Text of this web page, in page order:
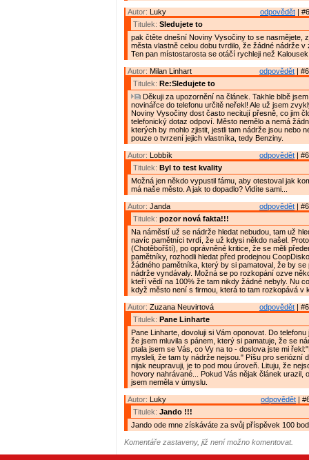
odpovědět |
Autor: Luky
Titulek: Sledujete to
pak čtěte dnešní Noviny Vysočiny to se nasmějete,
města vlastně celou dobu tvrdilo, že žádné nádrže v
Ten pan místostarosta se otáčí rychleji než Kalousek
odpovědět |
Autor: Milan Linhart
Titulek: Re:Sledujete to
Děkuji za upozornění na článek. Takhle blbě
novinářce do telefonu určitě neřekl! Ale už jsem
Noviny Vysočiny dost často necitují přesně, co jim
telefonický dotaz odpoví. Město nemělo a nemá
kterých by mohlo zjistit, jestli tam nádrže jsou nebo
pouze o tvrzení jejich vlastníka, tedy Benziny.
odpovědět |
Autor: Lobbík
Titulek: Byl to test kvality
Možná jen někdo vypustil fámu, aby otestoval jak
má naše město. A jak to dopadlo? Vidíte sami...
odpovědět |
Autor: Janda
Titulek: pozor nová fakta!!!
Na náměstí už se nádrže hledat nebudou, tam už
navíc pamětníci tvrdí, že už kdysi někdo našel.
(Chotěbořští), po oprávněné kritice, že se měli
pamětníky, rozhodli hledat před prodejnou
žádného pamětníka, který by si pamatoval, že by se
nádrže vyndávaly. Možná se po rozkopání ozve
kteří vědí na 100% že tam nikdy žádné nebyly. Nu
když město není s firmou, která to tam rozkopává v
odpovědět |
Autor: Zuzana Neuvirtová
Titulek: Pane Linharte
Pane Linharte, dovoluji si Vám oponovat. Do
že jsem mluvila s pánem, který si pamatuje, že se
ptala jsem se Vás, co Vy na to - doslova jste mi
mysleli, že tam ty nádrže nejsou." Píšu pro seriózní
nijak neupravuji, je to pod mou úroveň. Lituju, že
hovory nahrávané... Pokud Vás nějak článek urazil,
jsem neměla v úmyslu.
odpovědět |
Autor: Luky
Titulek: Jando !!!
Jando ode mne získáváte za svůj příspěvek 100
Komentáře zastaveny, již není možno komentovat.